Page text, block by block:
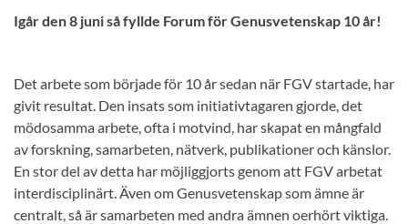
Igår den 8 juni så fyllde Forum för Genusvetenskap 10 år!
Det arbete som började för 10 år sedan när FGV startade, har
givit resultat. Den insats som initiativtagaren gjorde, det
mödosamma arbete, ofta i motvind, har skapat en mångfald
av forskning, samarbeten, nätverk, publikationer och känslor.
En stor del av detta har möjliggjorts genom att FGV arbetat
interdisciplinärt. Även om Genusvetenskap som ämne är
centralt, så är samarbeten med andra ämnen oerhört viktiga.